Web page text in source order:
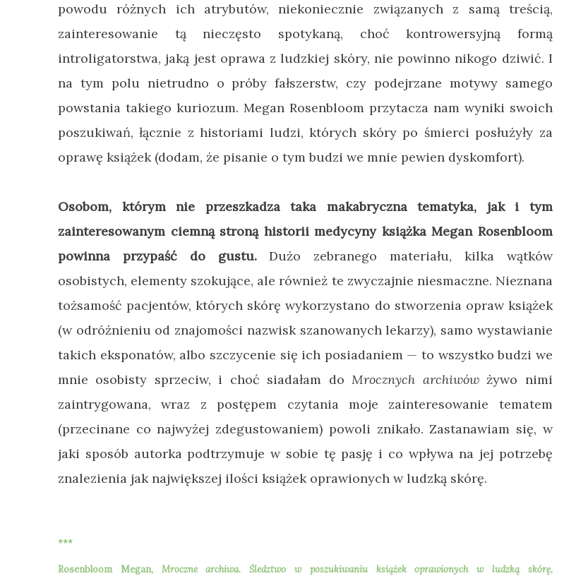
powodu różnych ich atrybutów, niekoniecznie związanych z samą treścią,
zainteresowanie tą nieczęsto spotykaną, choć kontrowersyjną formą
introligatorstwa, jaką jest oprawa z ludzkiej skóry, nie powinno nikogo dziwić. I
na tym polu nietrudno o próby fałszerstw, czy podejrzane motywy samego
powstania takiego kuriozum. Megan Rosenbloom przytacza nam wyniki swoich
poszukiwań, łącznie z historiami ludzi, których skóry po śmierci posłużyły za
oprawę książek (dodam, że pisanie o tym budzi we mnie pewien dyskomfort).
Osobom, którym nie przeszkadza taka makabryczna tematyka, jak i tym
zainteresowanym ciemną stroną historii medycyny książka Megan Rosenbloom
powinna przypaść do gustu.Dużo zebranego materiału, kilka wątków
osobistych, elementy szokujące, ale również te zwyczajnie niesmaczne. Nieznana
tożsamość pacjentów, których skórę wykorzystano do stworzenia opraw książek
(w odróżnieniu od znajomości nazwisk szanowanych lekarzy), samo wystawianie
takich eksponatów, albo szczycenie się ich posiadaniem — to wszystko budzi we
mnie osobisty sprzeciw, i choć siadałam doMrocznych archiwówżywo nimi
zaintrygowana, wraz z postępem czytania moje zainteresowanie tematem
(przecinane co najwyżej zdegustowaniem) powoli znikało. Zastanawiam się, w
jaki sposób autorka podtrzymuje w sobie tę pasję i co wpływa na jej potrzebę
znalezienia jak największej ilości książek oprawionych w ludzką skórę.
***
Rosenbloom Megan, Mroczne archiwa. Śledztwo w poszukiwaniu książek oprawionych w ludzką skórę,